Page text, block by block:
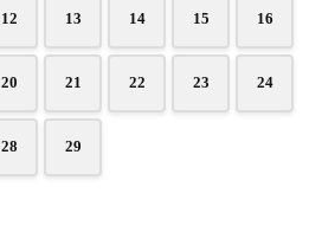
12 13 14 15 16
20 21 22 23 24
28 29